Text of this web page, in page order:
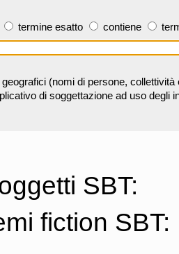
termine esatto contiene
(nomi di persone,
di soggettazione ad uso degli
SBT:
fiction SBT: